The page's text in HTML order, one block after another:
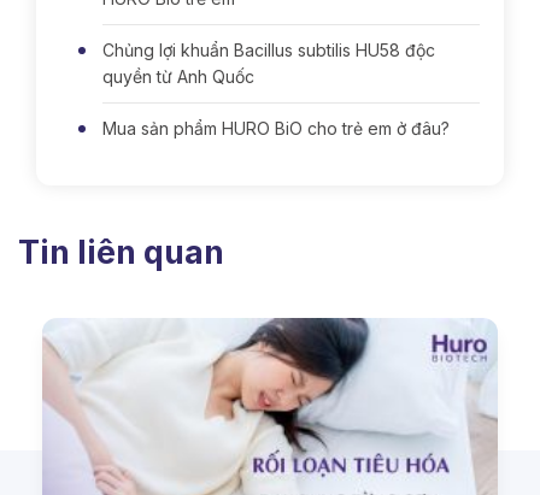
Chủng lợi khuẩn Bacillus subtilis HU58 độc
quyền từ Anh Quốc
Mua sản phẩm HURO BiO cho trẻ em ở đâu?
Tin liên quan